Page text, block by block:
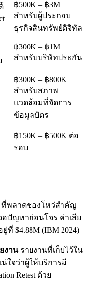
฿500K – ฿3M
สำหรับผู้ประกอบ
ธุรกิจสินทรัพย์ดิจิทัล
฿300K – ฿1M
สำหรับบริษัทประกัน
฿300K – ฿800K
สำหรับสภาพ
แวดล้อมที่จัดการ
ข้อมูลบัตร
฿150K – ฿500K ต่อ
รอบ
ที่พลาดช่องโหว่สำคัญ
อปัญหาก่อนโจร ค่าเสีย
ที่ $4.88M (IBM 2024)
งานรายงานที่เก็บไว้ใน
ใจว่าผู้ให้บริการมี
Retest ด้วย